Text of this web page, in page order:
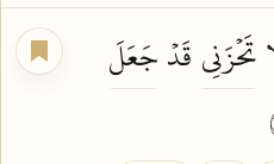
تَحۡزَنِي قَدۡجَعَلَ